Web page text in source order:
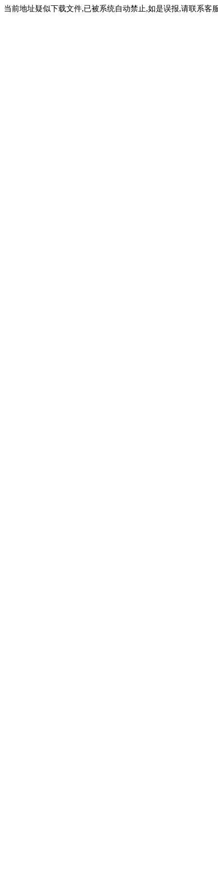
当前地址疑似下载文件,已被系统自动禁止,如是误报,请联系客